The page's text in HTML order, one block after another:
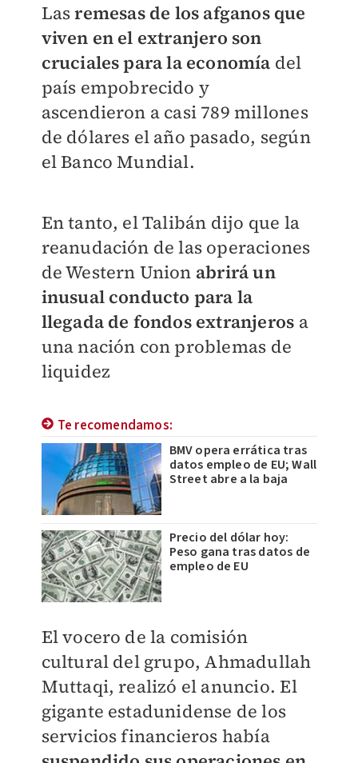
Lasremesas de los afganos que
viven en el extranjero son
cruciales para la economía del
país empobrecido y
ascendieron a casi 789 millones
de dólares el año pasado, según
el Banco Mundial.
En tanto, el Talibán dijo que la
reanudación de las operaciones
de Western Union abrirá un
inusual conducto para la
llegada de fondos extranjeros a
una nación con problemas de
liquidez
Te recomendamos:
BMV opera errática tras
datos empleo de EU; Wall
Street abre a la baja
Precio del dólar hoy:
Peso gana tras datos de
empleo de EU
El vocero de la comisión
cultural del grupo, Ahmadullah
Muttaqi, realizó el anuncio. El
gigante estadunidense de los
servicios financieros había